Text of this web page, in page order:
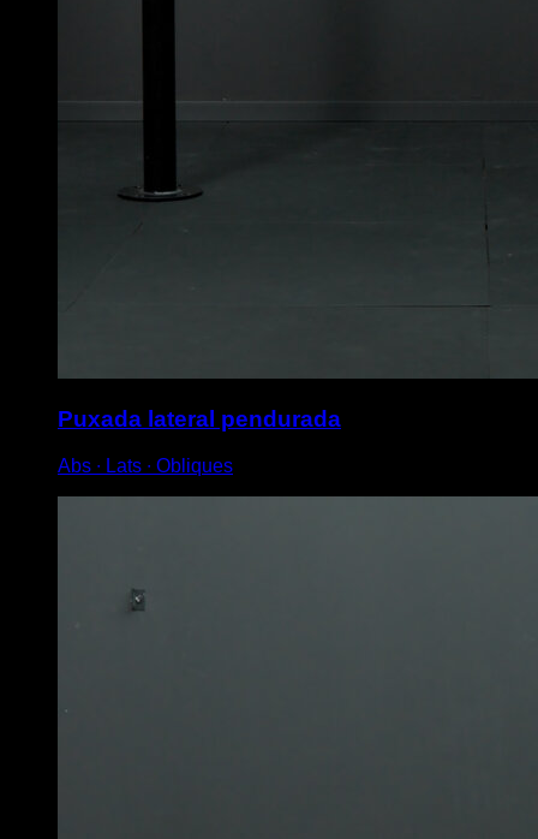
Puxada lateral pendurada
Abs ∙ Lats ∙ Obliques